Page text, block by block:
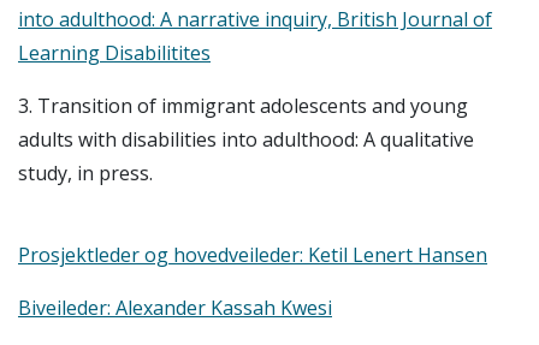
into adulthood: A narrative inquiry, British Journal of
Learning Disabilitites
3. Transition of immigrant adolescents and young
adults with disabilities into adulthood: A qualitative
study, in press.
Prosjektleder og hovedveileder: Ketil Lenert Hansen
Biveileder: Alexander Kassah Kwesi